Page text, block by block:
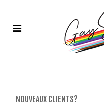
NOUVEAUX CLIENTS?